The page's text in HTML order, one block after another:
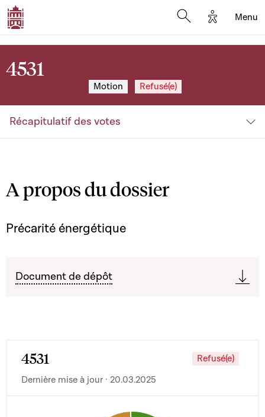
Options
Menu
4531
Motion Refusé(e)
Récapitulatif des votes
A propos du dossier
Précarité énergétique
Document de dépôt
4531
Refusé(e)
Dernière mise à jour · 20.03.2025